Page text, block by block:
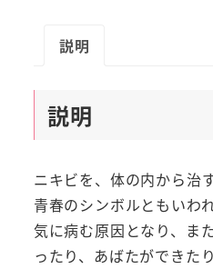
太
郎
漢
方
説明
説明
ニキビを、体の内から治
青春のシンボルともいわ
気に病む原因となり、ま
ったり、あばたができた